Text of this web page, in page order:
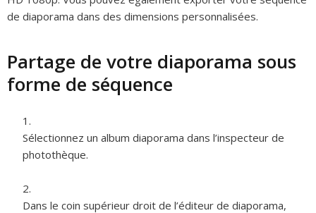
de diaporama dans des dimensions personnalisées.
Partage de votre diaporama sous
forme de séquence
Sélectionnez un album diaporama dans l’inspecteur de
photothèque.
Dans le coin supérieur droit de l’éditeur de diaporama,